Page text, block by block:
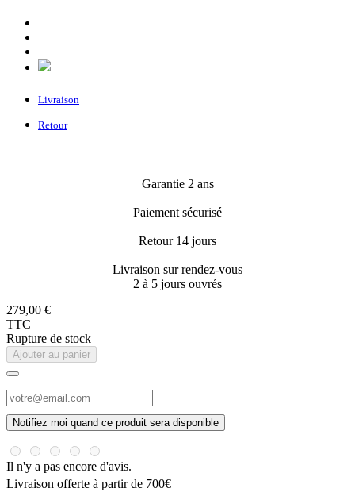
Livraison
Retour
Garantie 2 ans
Paiement sécurisé
Retour 14 jours
Livraison sur rendez-vous
2 à 5 jours ouvrés
279,00 €
TTC
Rupture de stock
Ajouter au panier
Notifiez moi quand ce produit sera disponible
Il n'y a pas encore d'avis.
Livraison offerte à partir de 700€